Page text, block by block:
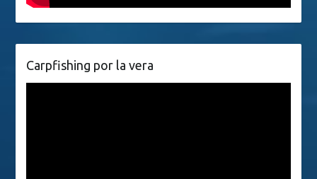
Carpfishing por la vera